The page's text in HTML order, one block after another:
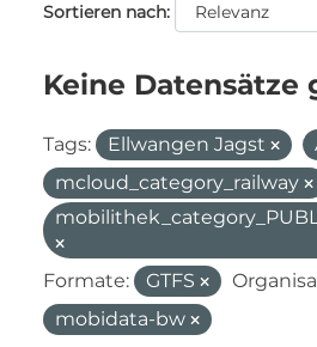
Sortieren nach
Keine Datensätze
Tags: Ellwangen Jagst
mcloud_category_railway
Formate: GTFS
mobidata-bw